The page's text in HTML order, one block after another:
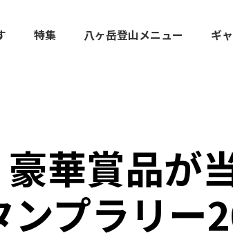
特集 八ヶ岳登山メニュー ギ
華賞品が
プラリー